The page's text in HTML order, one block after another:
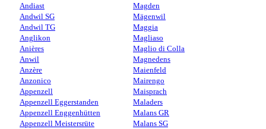
Andiast
Andwil SG
Andwil TG
Anglikon
Anières
Anwil
Anzère
Anzonico
Appenzell
Appenzell Eggerstanden
Appenzell Enggenhütten
Appenzell Meistersrüte
Magden
Mägenwil
Maggia
Magliaso
Maglio di Colla
Magnedens
Maienfeld
Mairengo
Maisprach
Maladers
Malans GR
Malans SG